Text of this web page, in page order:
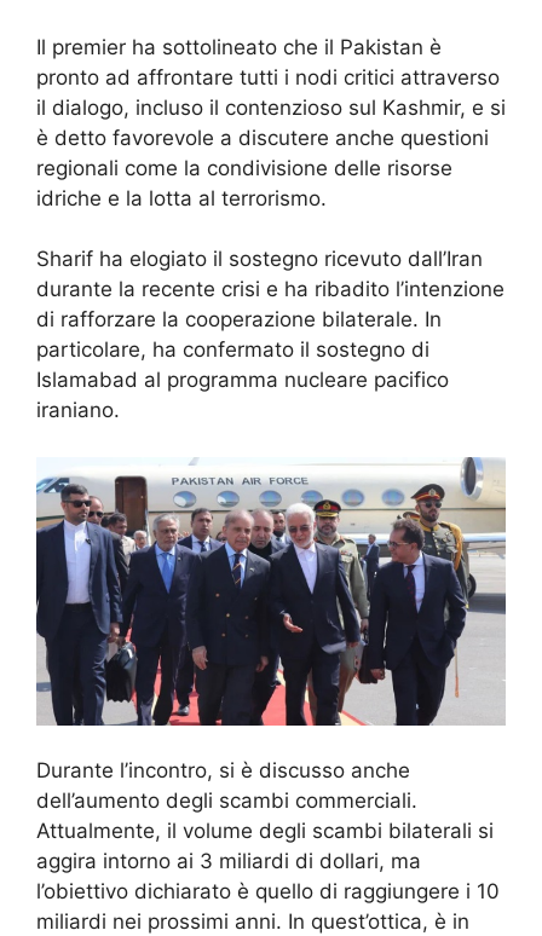
Il premier ha sottolineato che il Pakistan è
pronto ad affrontare tutti i nodi critici attraverso
il dialogo, incluso il contenzioso sul Kashmir, e si
è detto favorevole a discutere anche questioni
regionali come la condivisione delle risorse
idriche e la lotta al terrorismo.
Sharif ha elogiato il sostegno ricevuto dall’Iran
durante la recente crisi e ha ribadito l’intenzione
di rafforzare la cooperazione bilaterale. In
particolare, ha confermato il sostegno di
Islamabad al programma nucleare pacifico
iraniano.
Durante l’incontro, si è discusso anche
dell’aumento degli scambi commerciali.
Attualmente, il volume degli scambi bilaterali si
aggira intorno ai 3 miliardi di dollari, ma
l’obiettivo dichiarato è quello di raggiungere i 10
miliardi nei prossimi anni. In quest’ottica, è in